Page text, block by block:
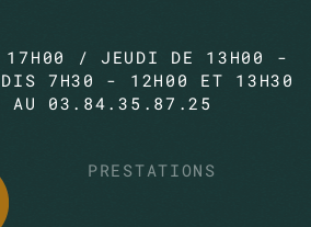
/ JEUDI DE 13H00 -
7H30 - 12H00 ET 13H30
AU 03.84.35.87.25
PRESTATIONS